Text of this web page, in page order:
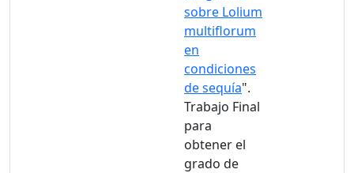
sobre Lolium
multiflorum
en
condiciones
de sequía".
Trabajo Final
para
obtener el
grado de